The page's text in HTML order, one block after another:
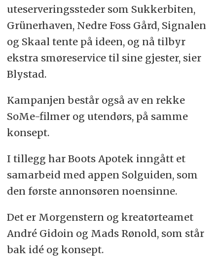
uteserveringssteder som Sukkerbiten,
Grünerhaven, Nedre Foss Gård, Signalen
og Skaal tente på ideen, og nå tilbyr
ekstra smøreservice til sine gjester, sier
Blystad.
Kampanjen består også av en rekke
SoMe-filmer og utendørs, på samme
konsept.
I tillegg har Boots Apotek inngått et
samarbeid med appen Solguiden, som
den første annonsøren noensinne.
Det er Morgenstern og kreatørteamet
André Gidoin og Mads Rønold, som står
bak idé og konsept.